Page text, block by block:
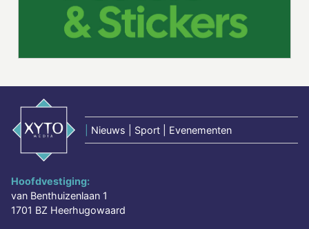
Nieuws | Sport | Evenementen
Hoofdvestiging:
van Benthuizenlaan 1
1701 BZ Heerhugowaard